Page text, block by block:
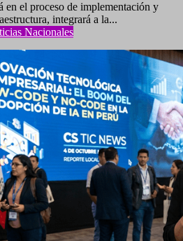
en el proceso de implementación y
integrará a la...
Nacionales